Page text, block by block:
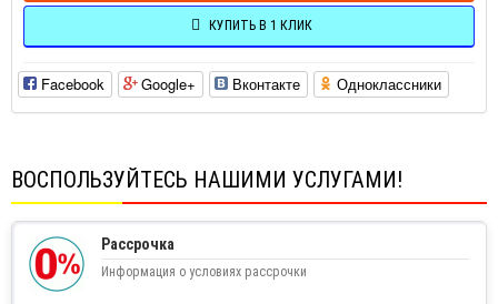
КУПИТЬ В 1 КЛИК
Facebook Google+ Вконтакте Одноклассники
ВОСПОЛЬЗУЙТЕСЬ НАШИМИ УСЛУГАМИ!
Рассрочка
Информация о условиях рассрочки